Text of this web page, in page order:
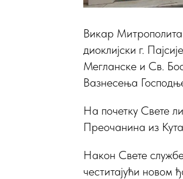
Викар
диоклијски г.
Мегланске и Св.
Вазнесења
На почетку Свете
Преочанина из
Након Свете
честитајући новом